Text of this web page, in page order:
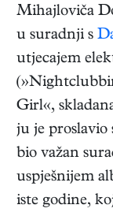
Mihajloviča
u suradnji s
utjecajem
Girl«,
ju je proslavio
bio važan
uspješnijem
iste godine,